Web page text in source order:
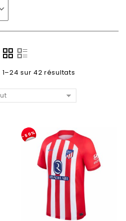
sur 42 résultats
-50%